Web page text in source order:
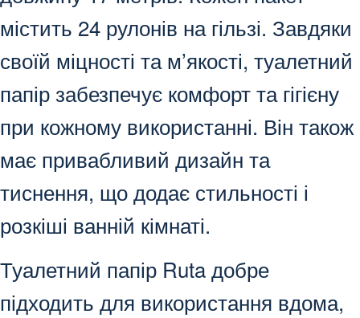
містить 24 рулонів на гільзі. Завдяки
своїй міцності та м’якості, туалетний
папір забезпечує комфорт та гігієну
при кожному використанні. Він також
має привабливий дизайн та
тиснення, що додає стильності і
розкіші ванній кімнаті.
Туалетний папір Ruta добре
підходить для використання вдома,